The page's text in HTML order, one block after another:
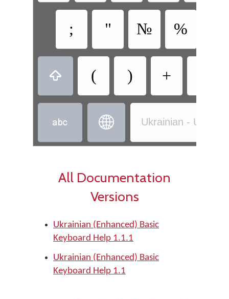
; " № %
 ( ) +
  Ukrainian -
All Documentation
Versions
Ukrainian (Enhanced) Basic
Keyboard Help 1.1.1
Ukrainian (Enhanced) Basic
Keyboard Help 1.1